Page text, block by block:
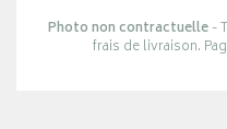
Photo non contractuelle-
frais de livraison.